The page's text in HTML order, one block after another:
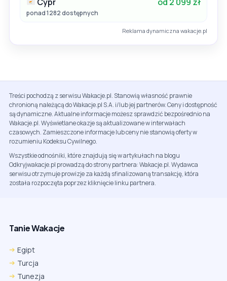
ponad 1282 dostępnych
Reklama dynamiczna wakacje.pl
Treści pochodzą z serwisu Wakacje.pl. Stanowią własność prawnie
chronioną należącą do Wakacje.pl S.A. i/lub jej partnerów. Ceny i dostępność
są dynamiczne. Aktualne informacje możesz sprawdzić bezpośrednio na
Wakacje.pl. Wyświetlane okazje są aktualizowane w interwałach
czasowych. Zamieszczone informacje lub ceny nie stanowią oferty w
rozumieniu Kodeksu Cywilnego.
Wszystkie odnośniki, które znajdują się w artykułach na blogu
Odkryjwakacje.pl prowadzą do strony partnera: Wakacje.pl. Wydawca
serwisu otrzymuje prowizje za każdą sfinalizowaną transakcję, która
została rozpoczęta poprzez kliknięcie linku partnera.
Tanie Wakacje
Egipt
Turcja
Tunezja